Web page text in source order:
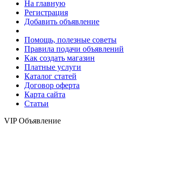
На главную
Регистрация
Добавить объявление
Помощь, полезные советы
Правила подачи объявлений
Как создать магазин
Платные услуги
Каталог статей
Договор оферта
Карта сайта
Статьи
VIP Объявление